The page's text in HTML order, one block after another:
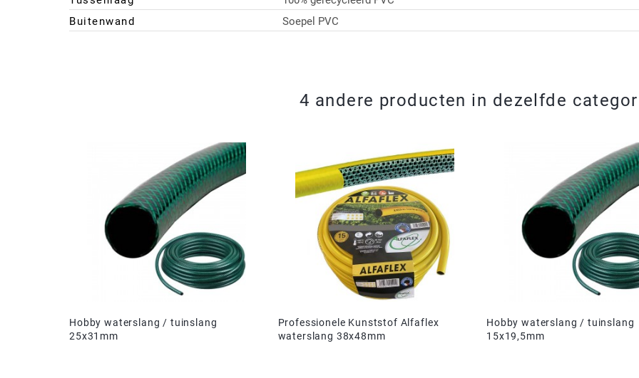
Buitenwand
Soepel PVC
4 andere producten in dezelfde
Hobby waterslang / tuinslang
25x31mm
Professionele Kunststof Alfaflex
waterslang 38x48mm
Hobby waterslang / tuinslang
15x19,5mm